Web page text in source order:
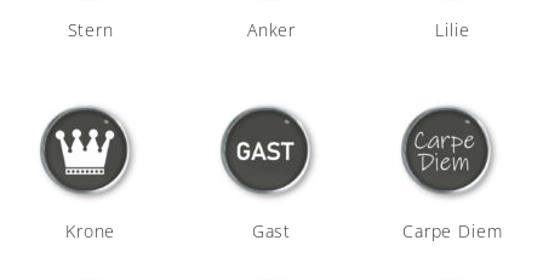
Stern Anker Lilie
Krone Gast Carpe Diem